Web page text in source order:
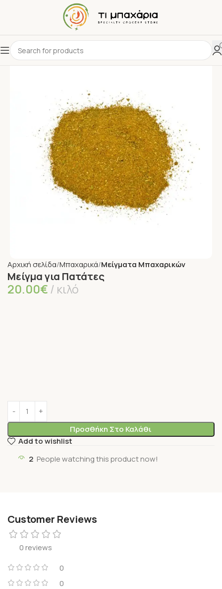
Αρχική σελίδα Μπαχαρικά Μείγματα Μπαχαρικών
Μείγμα για Πατάτες
20.00€ κιλό
Προσθήκη Στο Καλάθι
Add to wishlist
2 People watching this product now!
Customer Reviews
0 reviews
0
0